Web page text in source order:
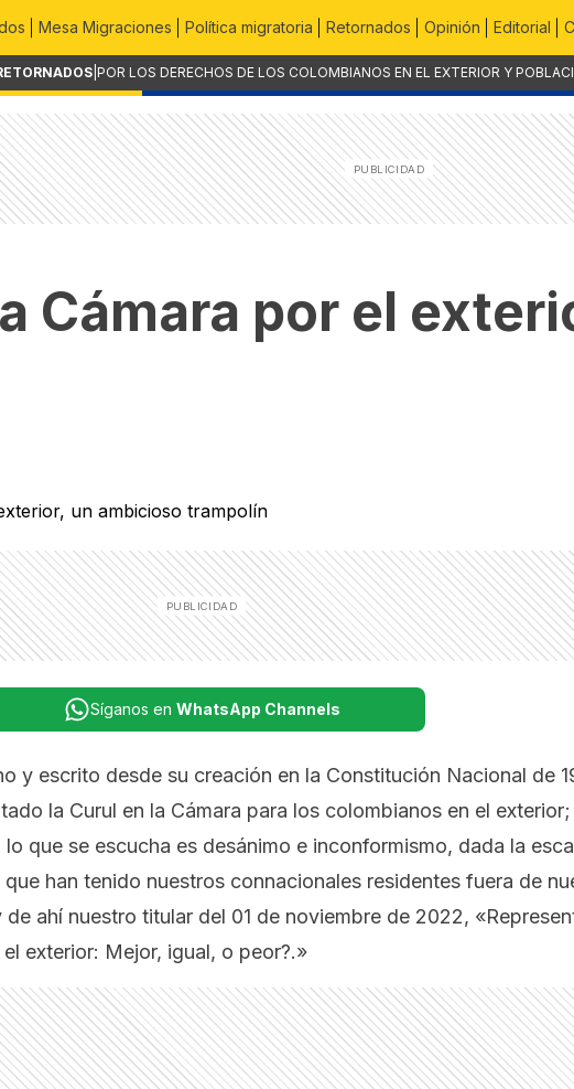
Mesa Migraciones Política migratoria Retornados Opinión Editorial
POR LOS DERECHOS DE LOS COLOMBIANOS EN EL EXTERIOR Y
Cámara por el
Síganos en WhatsApp Channels
y escrito desde su creación en la Constitución Nacional de
la Curul en la Cámara para los colombianos en el
que se escucha es desánimo e inconformismo, dada la
han tenido nuestros connacionales residentes fuera de
ahí nuestro titular del 01 de noviembre de 2022,
exterior: Mejor, igual, o peor?.»